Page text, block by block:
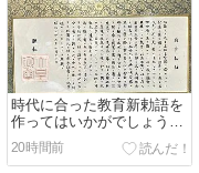
時代に合った教育新勅語を
作ってはいかがでしょう
か。
20時間前